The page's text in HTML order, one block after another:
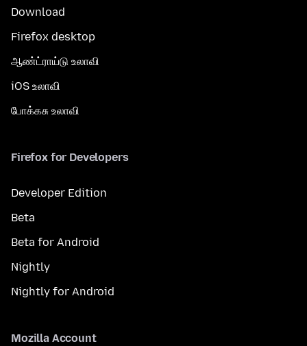
Download
Firefox desktop
ஆண்ட்ராய்டு உலாவி
iOS உலாவி
போக்கசு உலாவி
Firefox for Developers
Developer Edition
Beta
Beta for Android
Nightly
Nightly for Android
Mozilla Account